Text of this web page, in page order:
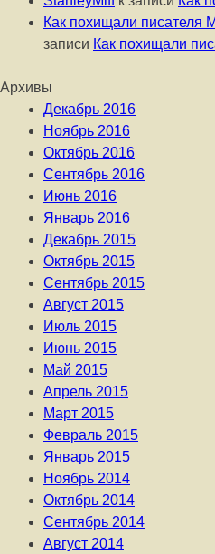
Как похищали
записи Как похищали
Архивы
Декабрь 2016
Ноябрь 2016
Октябрь 2016
Сентябрь 2016
Июнь 2016
Январь 2016
Декабрь 2015
Октябрь 2015
Сентябрь 2015
Август 2015
Июль 2015
Июнь 2015
Май 2015
Апрель 2015
Март 2015
Февраль 2015
Январь 2015
Ноябрь 2014
Октябрь 2014
Сентябрь 2014
Август 2014